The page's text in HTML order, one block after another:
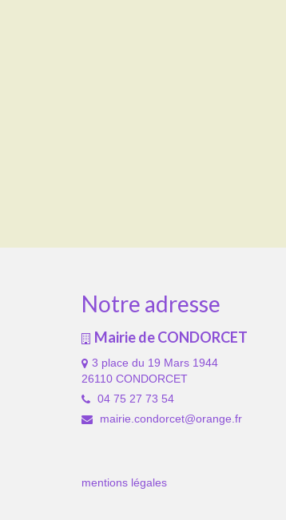
Notre adresse
Mairie de CONDORCET
3 place du 19 Mars 1944
26110 CONDORCET
04 75 27 73 54
mairie.condorcet@orange.fr
mentions légales